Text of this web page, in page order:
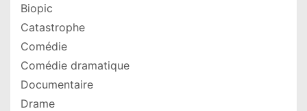
Biopic
Catastrophe
Comédie
Comédie dramatique
Documentaire
Drame